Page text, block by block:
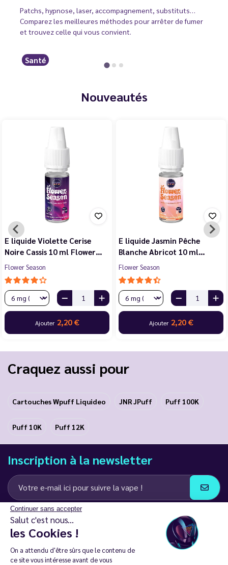
Continuer sans accepter
Salut c'est nous...
les Cookies !
On a attendu d'être sûrs que le contenu de
ce site vous intéresse avant de vous
Patchs, hypnose, laser, accompagnement, substituts…
Comparez les meilleures méthodes pour arrêter de fumer
et trouvez celle qui vous convient.
Santé
Nouveautés
E liquide Violette Cerise
Noire Cassis 10 ml Flower…
Flower Season
Ajouter 2,20 €
E liquide Jasmin Pêche
Blanche Abricot 10 ml…
Flower Season
Ajouter 2,20 €
Craquez aussi pour
Cartouches Wpuff Liquideo JNR JPuff Puff 100K
Puff 10K Puff 12K
Inscription à la newsletter
J’accepte de recevoir des communications e-mail et SMS de la part de
LD Groupe
Restez en contact